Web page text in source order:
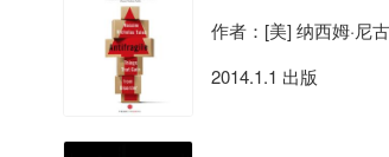
2014.1.1 出版